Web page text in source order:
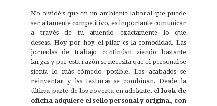
No olvidéis que en un ambiente laboral que puede
ser altamente competitivo, es importante comunicar
a través de tu atuendo exactamente lo que
deseas. Hoy por hoy, el pilar es la comodidad. Las
jornadas de trabajo continúan siendo bastante
largas y por esta razón se necesita que el personal se
sienta lo más cómodo posible. Los acabados se
reinventan y las texturas se combinan. Desde la
última parte de los noventa en adelante, el look de
oficina adquiere el sello personal y original, con